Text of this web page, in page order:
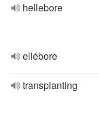
hellebore
ellébore
transplanting